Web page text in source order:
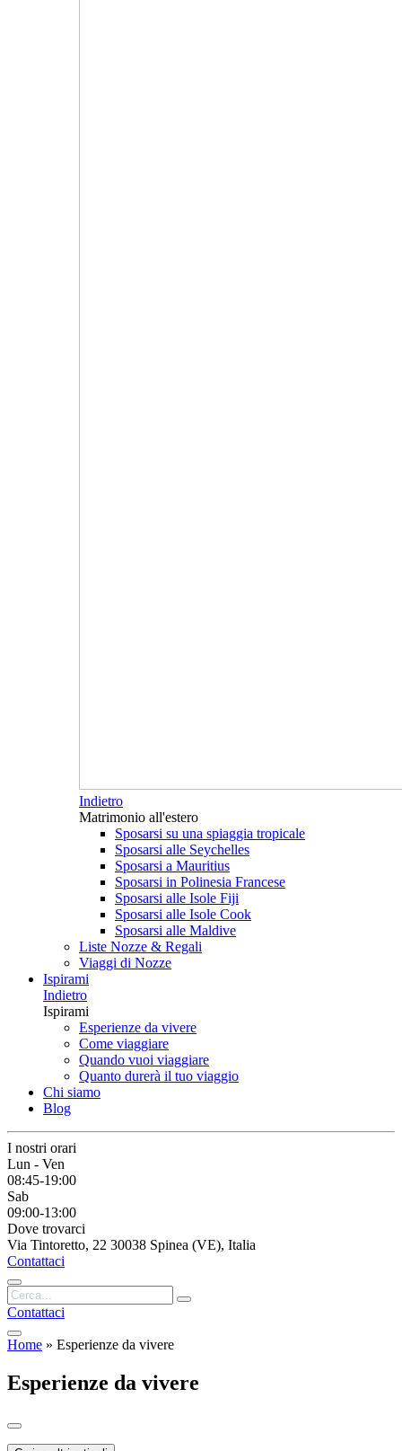
Indietro
Matrimonio all'estero
Sposarsi su una spiaggia tropicale
Sposarsi alle Seychelles
Sposarsi a Mauritius
Sposarsi in Polinesia Francese
Sposarsi alle Isole Fiji
Sposarsi alle Isole Cook
Sposarsi alle Maldive
Liste Nozze & Regali
Viaggi di Nozze
Ispirami
Indietro
Ispirami
Esperienze da vivere
Come viaggiare
Quando vuoi viaggiare
Quanto durerà il tuo viaggio
Chi siamo
Blog
I nostri orari
Lun - Ven
08:45-19:00
Sab
09:00-13:00
Dove trovarci
Via Tintoretto, 22 30038 Spinea (VE), Italia
Contattaci
Contattaci
Home » Esperienze da vivere
Esperienze da vivere